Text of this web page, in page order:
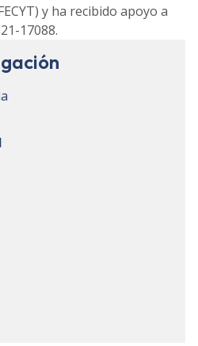
y ha recibido apoyo a
17088.